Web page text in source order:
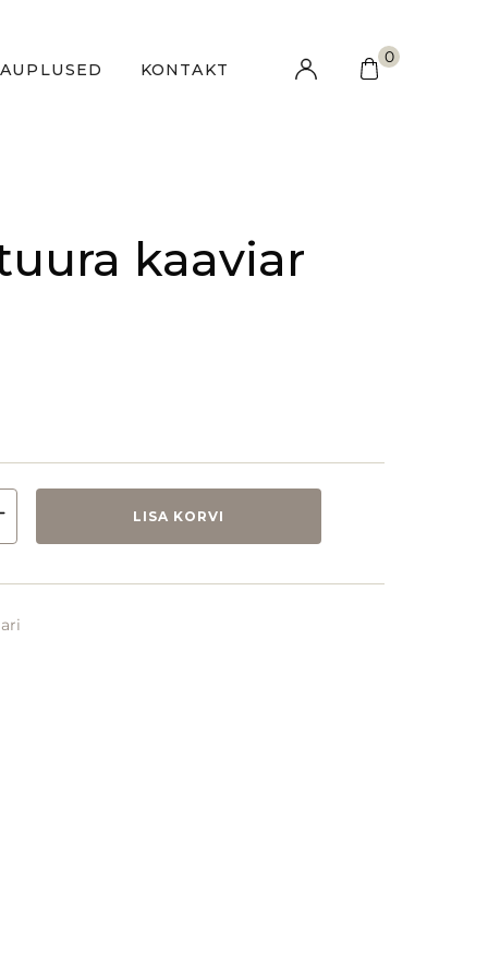
KONTAKT
0
kaaviar
LISA KORVI